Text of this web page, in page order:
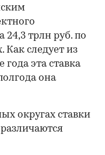
трлн руб. по
Как следует из
эта ставка
она
округах ставки